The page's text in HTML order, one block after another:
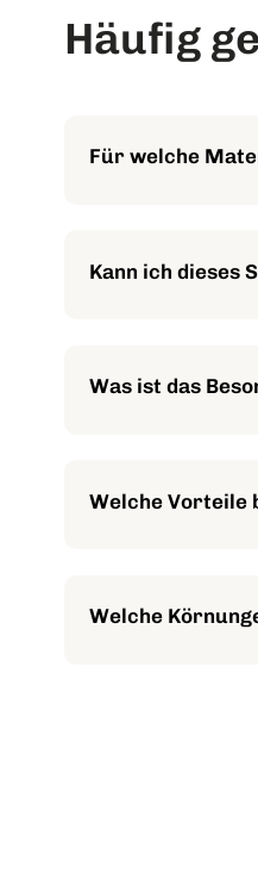
Häufig
Für welche
Kann ich dieses
Was ist das
Standzeit.
Welche Vorteile
Welche